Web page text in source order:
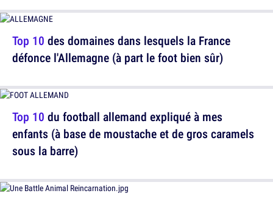
Top 10 du football allemand expliqué à mes
enfants (à base de moustache et de gros caramels
sous la barre)
Top 10 des domaines dans lesquels la France
défonce l'Allemagne (à part le foot bien sûr)